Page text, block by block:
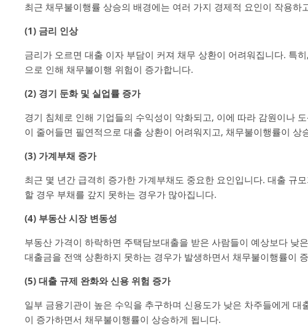
최근 채무불이행률 상승의 배경에는 여러 가지 경제적 요인이 작용하
(1) 금리 인상
금리가 오르면 대출 이자 부담이 커져 채무 상환이 어려워집니다. 특
으로 인해 채무불이행 위험이 증가합니다.
(2) 경기 둔화 및 실업률 증가
경기 침체로 인해 기업들의 수익성이 악화되고, 이에 따라 감원이나
이 줄어들면 필연적으로 대출 상환이 어려워지고, 채무불이행률이 상
(3) 가계부채 증가
최근 몇 년간 급격히 증가한 가계부채도 중요한 요인입니다. 대출 규
할 경우 부채를 갚지 못하는 경우가 많아집니다.
(4) 부동산 시장 변동성
부동산 가격이 하락하면 주택담보대출을 받은 사람들이 예상보다 낮
대출금을 전액 상환하지 못하는 경우가 발생하면서 채무불이행률이
(5) 대출 규제 완화와 신용 위험 증가
일부 금융기관이 높은 수익을 추구하며 신용도가 낮은 차주들에게
이 증가하면서 채무불이행률이 상승하게 됩니다.